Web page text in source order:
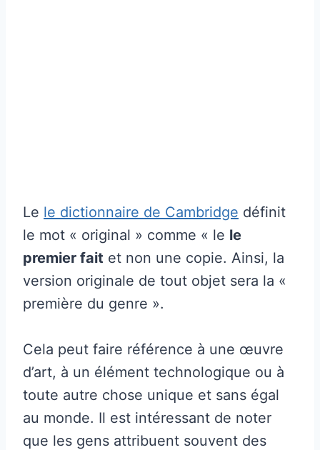
Le le dictionnaire de Cambridge définit
le mot « original » comme « le le
premier fait et non une copie. Ainsi, la
version originale de tout objet sera la «
première du genre ».
Cela peut faire référence à une œuvre
d’art, à un élément technologique ou à
toute autre chose unique et sans égal
au monde. Il est intéressant de noter
que les gens attribuent souvent des